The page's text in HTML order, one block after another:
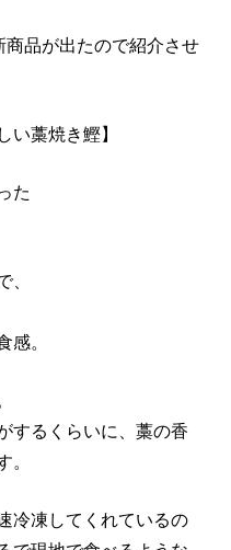
商品が出たので紹介させ
い藁焼き鰹】
た
。
するくらいに、藁の香
冷凍してくれているの